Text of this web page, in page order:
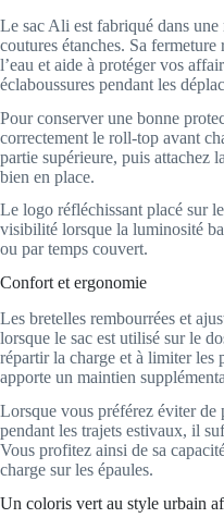
Le sac Ali est fabriqué dans une
coutures étanches. Sa
l’eau et aide à protéger vos
éclaboussures pendant les
Pour conserver une bonne
correctement le roll-top avant
partie supérieure, puis attachez
bien en place.
Le logo réfléchissant placé sur
visibilité lorsque la luminosité
ou par temps couvert.
Confort et ergonomie
Les bretelles rembourrées et
lorsque le sac est utilisé sur le
répartir la charge et à limiter les
apporte un maintien
Lorsque vous préférez éviter de
pendant les trajets estivaux, il
Vous profitez ainsi de sa
charge sur les épaules.
Un coloris vert au style urbain